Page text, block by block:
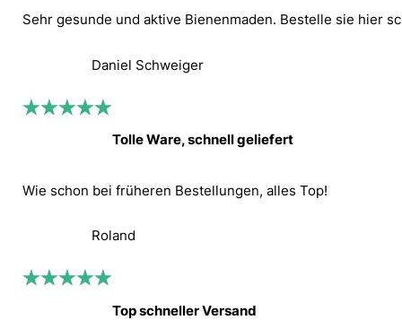
Sehr gesunde und aktive Bienenmaden. Bestelle sie hier
Daniel Schweiger
Tolle Ware, schnell geliefert
Wie schon bei früheren Bestellungen, alles Top!
Roland
Top schneller Versand